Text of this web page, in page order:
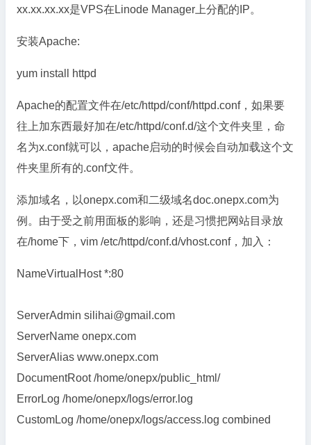
xx.xx.xx.xx是VPS在Linode Manager上分配的IP。
安装Apache:
yum install httpd
Apache的配置文件在/etc/httpd/conf/httpd.conf，如果要
往上加东西最好加在/etc/httpd/conf.d/这个文件夹里，命
名为x.conf就可以，apache启动的时候会自动加载这个文
件夹里所有的.conf文件。
添加域名，以onepx.com和二级域名doc.onepx.com为
例。由于受之前用面板的影响，还是习惯把网站目录放
在/home下，vim /etc/httpd/conf.d/vhost.conf，加入：
NameVirtualHost *:80
ServerAdmin silihai@gmail.com
ServerName onepx.com
ServerAlias www.onepx.com
DocumentRoot /home/onepx/public_html/
ErrorLog /home/onepx/logs/error.log
CustomLog /home/onepx/logs/access.log combined